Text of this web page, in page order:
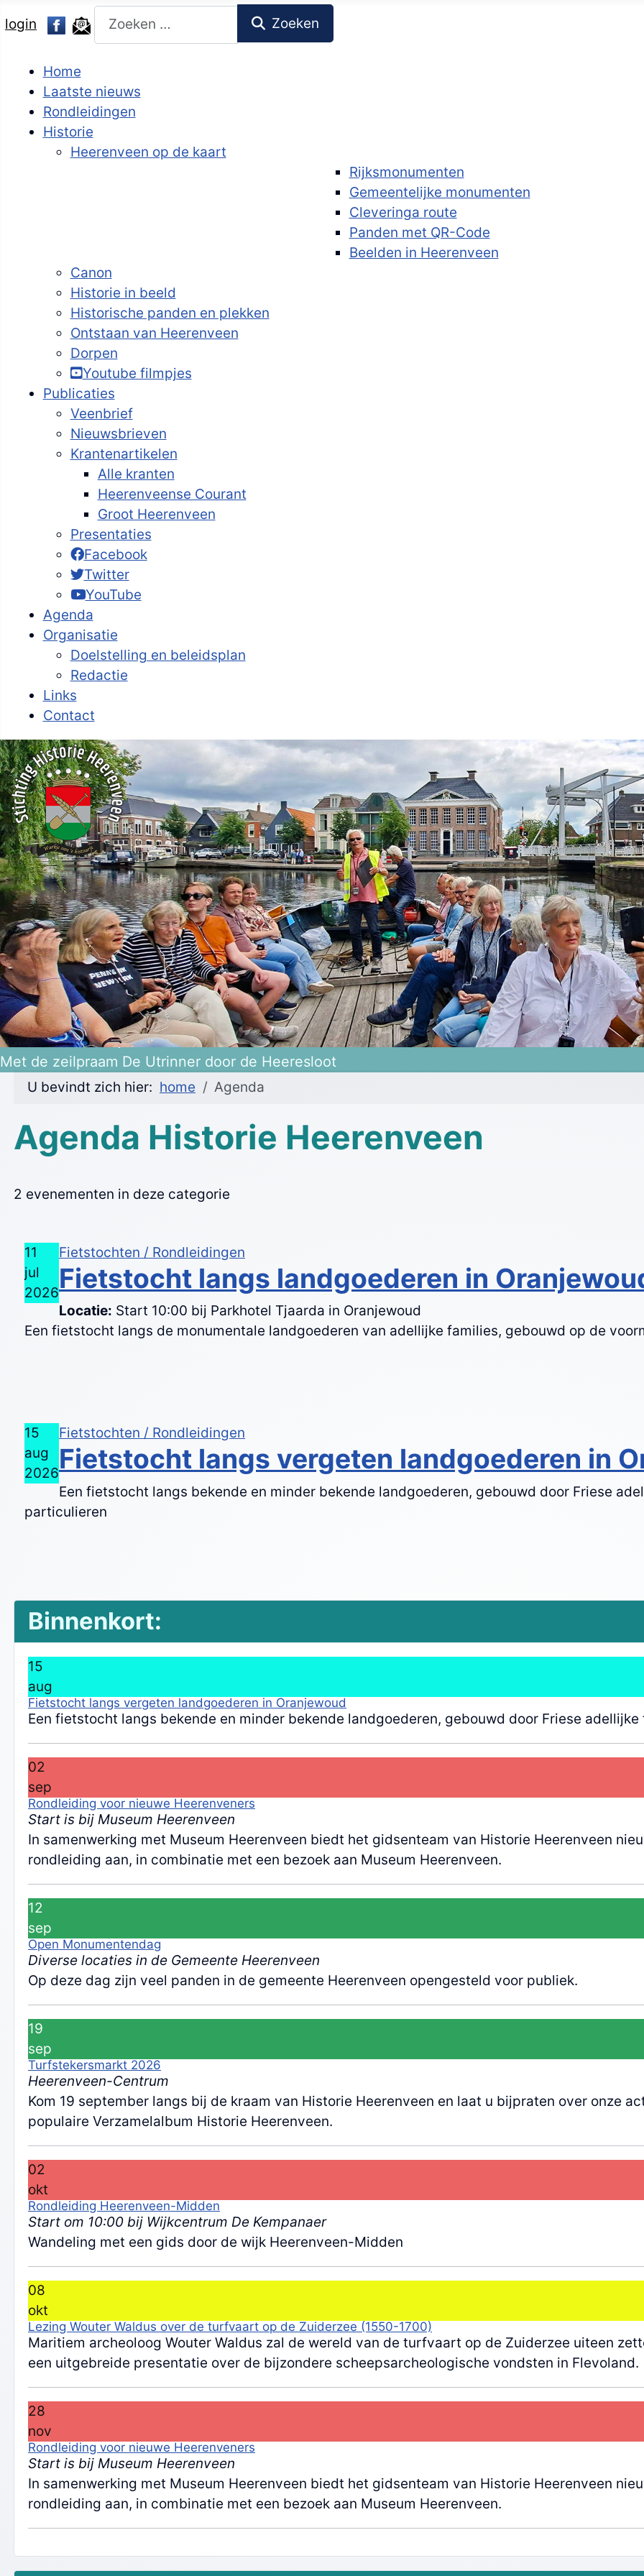
login
Zoeken
Zoeken
Home
Laatste nieuws
Rondleidingen
Historie
Heerenveen op de kaart
Rijksmonumenten
Gemeentelijke monumenten
Cleveringa route
Panden met QR-Code
Beelden in Heerenveen
Canon
Historie in beeld
Historische panden en plekken
Ontstaan van Heerenveen
Dorpen
Youtube filmpjes
Publicaties
Veenbrief
Nieuwsbrieven
Krantenartikelen
Alle kranten
Heerenveense Courant
Groot Heerenveen
Presentaties
Facebook
Twitter
YouTube
Agenda
Organisatie
Doelstelling en beleidsplan
Redactie
Links
Contact
Heerenveen 475 jaar!
Met de zeilpraam De Utrinner door de Heeresloot
U bevindt zich hier: home Agenda
Agenda Historie Heerenveen
2 evenementen in deze categorie
11
jul
2026
Fietstochten / Rondleidingen
Fietstocht langs landgoederen in
Locatie: Start 10:00 bij Parkhotel Tjaarda in Oranjewoud
Een fietstocht langs de monumentale landgoederen van adellijke families, gebouwd op de
15
aug
2026
Fietstochten / Rondleidingen
Fietstocht langs vergeten landgoederen in
Een fietstocht langs bekende en minder bekende landgoederen, gebouwd door Friese
particulieren
Binnenkort:
15
aug
Fietstocht langs vergeten landgoederen in Oranjewoud
Een fietstocht langs bekende en minder bekende landgoederen, gebouwd door Friese
02
sep
Rondleiding voor nieuwe Heerenveners
Start is bij Museum Heerenveen
In samenwerking met Museum Heerenveen biedt het gidsenteam van Historie Heerenveen
rondleiding aan, in combinatie met een bezoek aan Museum Heerenveen.
12
sep
Open Monumentendag
Diverse locaties in de Gemeente Heerenveen
Op deze dag zijn veel panden in de gemeente Heerenveen opengesteld voor publiek.
19
sep
Turfstekersmarkt 2026
Heerenveen-Centrum
Kom 19 september langs bij de kraam van Historie Heerenveen en laat u bijpraten over onze
populaire Verzamelalbum Historie Heerenveen.
02
okt
Rondleiding Heerenveen-Midden
Start om 10:00 bij Wijkcentrum De Kempanaer
Wandeling met een gids door de wijk Heerenveen-Midden
08
okt
Lezing Wouter Waldus over de turfvaart op de Zuiderzee (1550-1700)
Maritiem archeoloog Wouter Waldus zal de wereld van de turfvaart op de Zuiderzee uiteen
een uitgebreide presentatie over de bijzondere scheepsarcheologische vondsten in Flevoland.
28
nov
Rondleiding voor nieuwe Heerenveners
Start is bij Museum Heerenveen
In samenwerking met Museum Heerenveen biedt het gidsenteam van Historie Heerenveen
rondleiding aan, in combinatie met een bezoek aan Museum Heerenveen.